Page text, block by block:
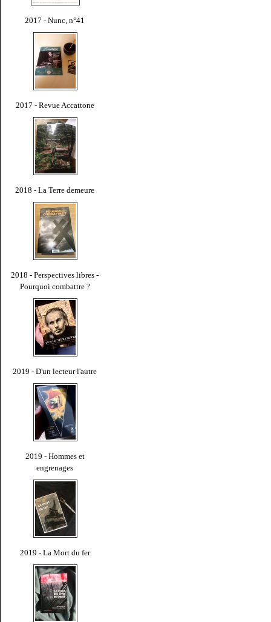
2017 - Nunc, n°41
2017 - Revue Accattone
2018 - La Terre demeure
2018 - Perspectives libres -
Pourquoi combattre ?
2019 - D'un lecteur l'autre
2019 - Hommes et
engrenages
2019 - La Mort du fer